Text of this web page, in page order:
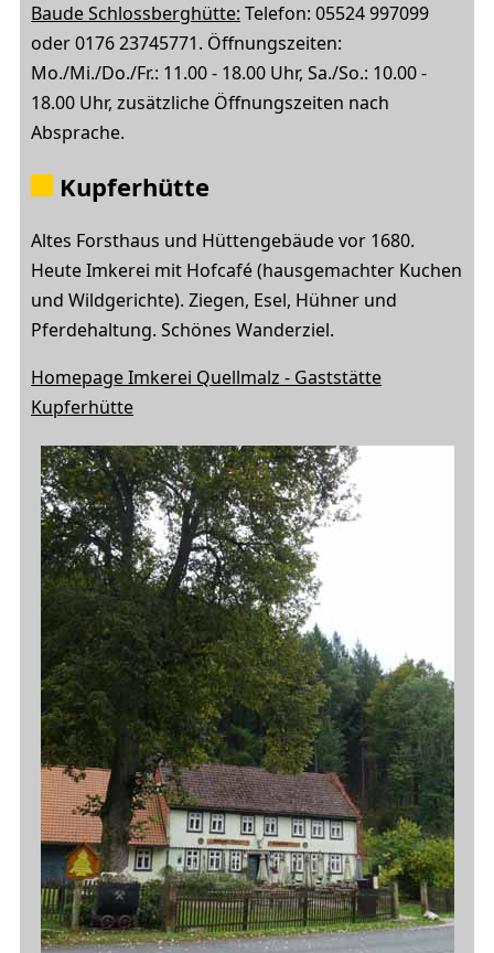
Baude Schlossberghütte: Telefon: 05524 997099
oder 0176 23745771. Öffnungszeiten:
Mo./Mi./Do./Fr.: 11.00 - 18.00 Uhr, Sa./So.: 10.00 -
18.00 Uhr, zusätzliche Öffnungszeiten nach
Absprache.
Kupferhütte
Altes Forsthaus und Hüttengebäude vor 1680.
Heute Imkerei mit Hofcafé (hausgemachter Kuchen
und Wildgerichte). Ziegen, Esel, Hühner und
Pferdehaltung. Schönes Wanderziel.
Homepage Imkerei Quellmalz - Gaststätte
Kupferhütte